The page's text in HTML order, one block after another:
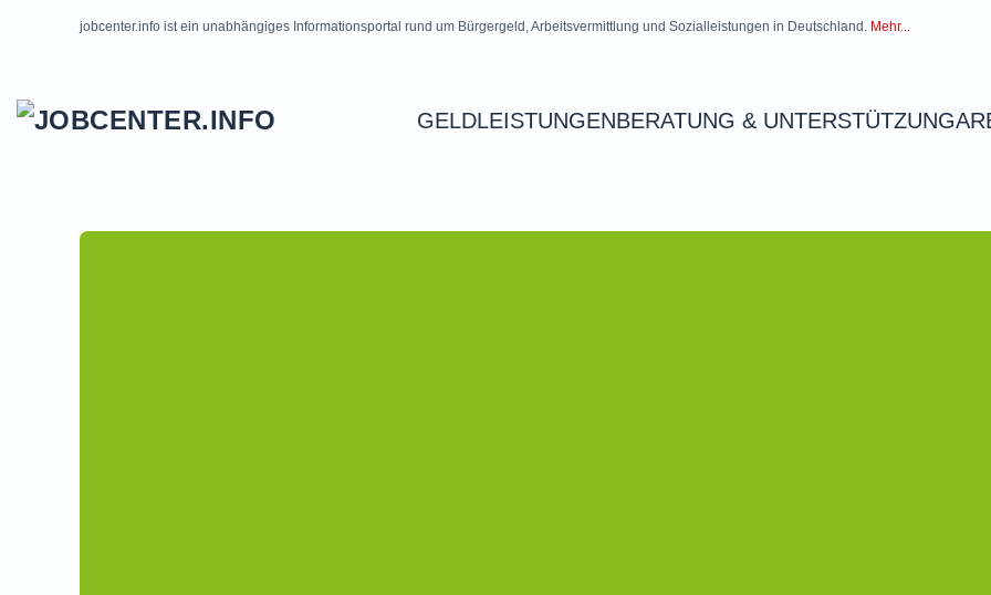
jobcenter.info ist ein unabhängiges Informationsportal rund um Bürgergeld, Arbeitsvermittlung und Sozialleistungen in Deutschland. Mehr...
GELDLEISTUNGENBERATUNG & UNTERSTÜTZUNG